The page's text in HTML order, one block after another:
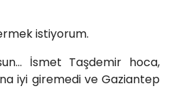
istiyorum.
İsmet Taşdemir hoca,
iyi giremedi ve Gaziantep